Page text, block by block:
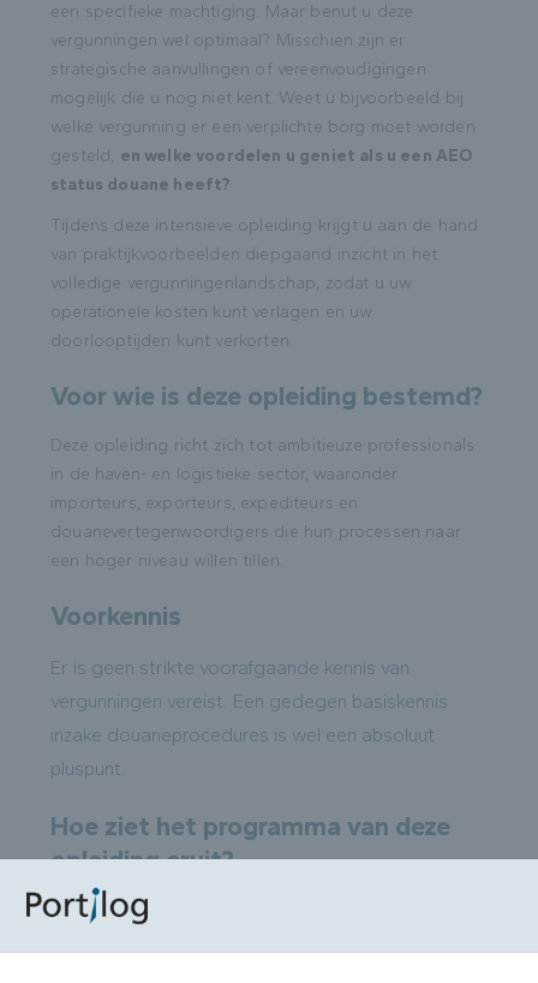
een specifieke machtiging. Maar benut u deze
vergunningen wel optimaal? Misschien zijn er
strategische aanvullingen of vereenvoudigingen
mogelijk die u nog niet kent. Weet u bijvoorbeeld bij
welke vergunning er een verplichte borg moet worden
gesteld, en welke voordelen u geniet als u een AEO
status douane heeft?
Tijdens deze intensieve opleiding krijgt u aan de hand
van praktijkvoorbeelden diepgaand inzicht in het
volledige vergunningenlandschap, zodat u uw
operationele kosten kunt verlagen en uw
doorlooptijden kunt verkorten.
Voor wie is deze opleiding bestemd?
Deze opleiding richt zich tot ambitieuze professionals
in de haven- en logistieke sector, waaronder
importeurs, exporteurs, expediteurs en
douanevertegenwoordigers die hun processen naar
een hoger niveau willen tillen.
Voorkennis
Er is geen strikte voorafgaande kennis van
vergunningen vereist. Een gedegen basiskennis
inzake douaneprocedures is wel een absoluut
pluspunt.
Hoe ziet het programma van deze
opleiding eruit?
Deel 1: Beschikbare douanevergunningen en het